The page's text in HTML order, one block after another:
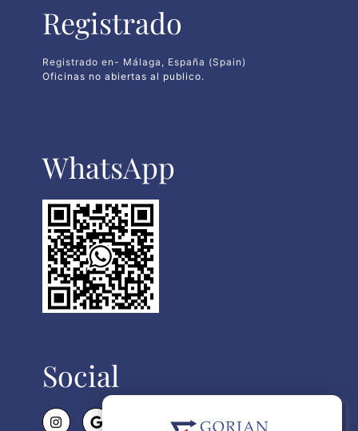
Registrado
Registrado en- Málaga, España (Spain)
Oficinas no abiertas al publico.
WhatsApp​
Social